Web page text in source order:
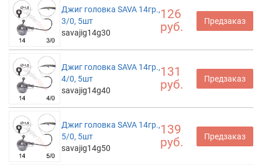
Джиг головка SAVA 14гр.,
3/0, 5шт
savajig14g30
126
руб.
Предзаказ
Джиг головка SAVA 14гр.,
4/0, 5шт
savajig14g40
131
руб.
Предзаказ
Джиг головка SAVA 14гр.,
5/0, 5шт
savajig14g50
139
руб.
Предзаказ